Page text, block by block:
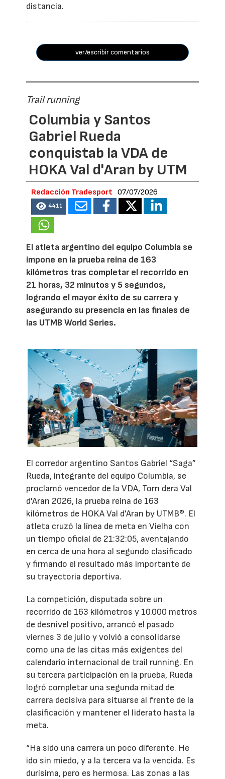
distancia.
ver/escribir comentarios
Trail running
Columbia y Santos
Gabriel Rueda
conquistab la VDA de
HOKA Val d'Aran by UTM
Redacción Tradesport 07/07/2026
4411
El atleta argentino del equipo Columbia se
impone en la prueba reina de 163
kilómetros tras completar el recorrido en
21 horas, 32 minutos y 5 segundos,
logrando el mayor éxito de su carrera y
asegurando su presencia en las finales de
las UTMB World Series.
El corredor argentino Santos Gabriel “Saga”
Rueda, integrante del equipo Columbia, se
proclamó vencedor de la VDA, Torn dera Val
d'Aran 2026, la prueba reina de 163
kilómetros de HOKA Val d'Aran by UTMB®. El
atleta cruzó la línea de meta en Vielha con
un tiempo oficial de 21:32:05, aventajando
en cerca de una hora al segundo clasificado
y firmando el resultado más importante de
su trayectoria deportiva.
La competición, disputada sobre un
recorrido de 163 kilómetros y 10.000 metros
de desnivel positivo, arrancó el pasado
viernes 3 de julio y volvió a consolidarse
como una de las citas más exigentes del
calendario internacional de trail running. En
su tercera participación en la prueba, Rueda
logró completar una segunda mitad de
carrera decisiva para situarse al frente de la
clasificación y mantener el liderato hasta la
meta.
“Ha sido una carrera un poco diferente. He
ido sin miedo, y a la tercera va la vencida. Es
durísima, pero es hermosa. Las zonas a las